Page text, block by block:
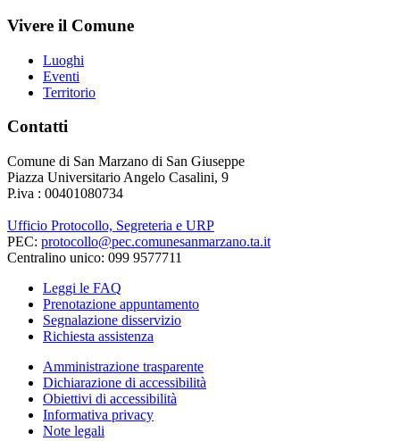
Vivere il Comune
Luoghi
Eventi
Territorio
Contatti
Comune di San Marzano di San Giuseppe
Piazza Universitario Angelo Casalini, 9
P.iva : 00401080734
Ufficio Protocollo, Segreteria e URP
PEC: protocollo@pec.comunesanmarzano.ta.it
Centralino unico: 099 9577711
Leggi le FAQ
Prenotazione appuntamento
Segnalazione disservizio
Richiesta assistenza
Amministrazione trasparente
Dichiarazione di accessibilità
Obiettivi di accessibilità
Informativa privacy
Note legali